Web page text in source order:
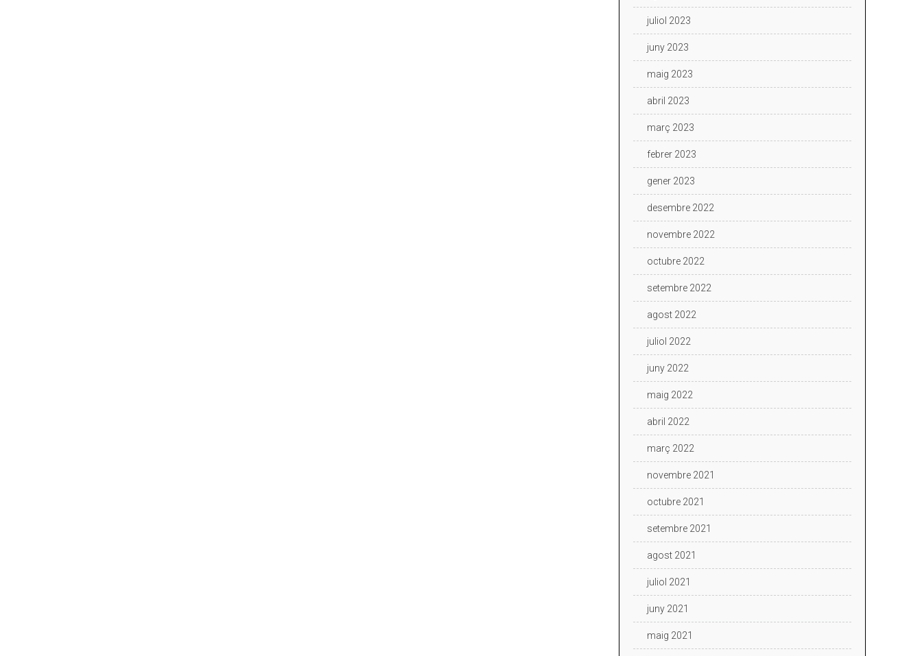
juliol 2023
juny 2023
maig 2023
abril 2023
març 2023
febrer 2023
gener 2023
desembre 2022
novembre 2022
octubre 2022
setembre 2022
agost 2022
juliol 2022
juny 2022
maig 2022
abril 2022
març 2022
novembre 2021
octubre 2021
setembre 2021
agost 2021
juliol 2021
juny 2021
maig 2021